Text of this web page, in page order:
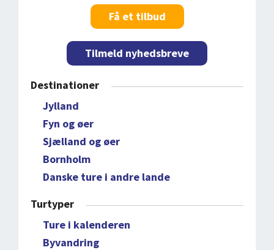
Få et tilbud
Tilmeld nyhedsbreve
Destinationer
Jylland
Fyn og øer
Sjælland og øer
Bornholm
Danske ture i andre lande
Turtyper
Ture i kalenderen
Byvandring